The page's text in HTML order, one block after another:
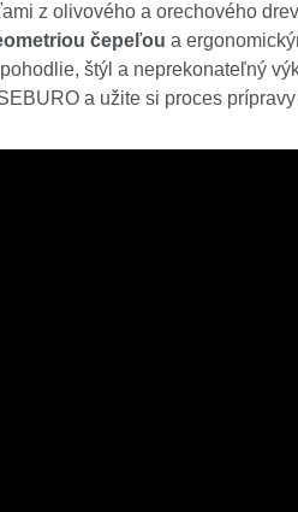
z olivového a orechového
čepeľou a
štýl a neprekonateľný
a užite si proces